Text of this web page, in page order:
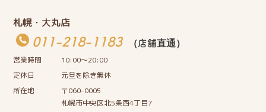
札幌・大丸店
011-218-1183
（店舗直通）
営業時間
10:00〜20:00
定休日
元旦を除き無休
所在地
〒060-0005
札幌市中央区北5条西4丁目7